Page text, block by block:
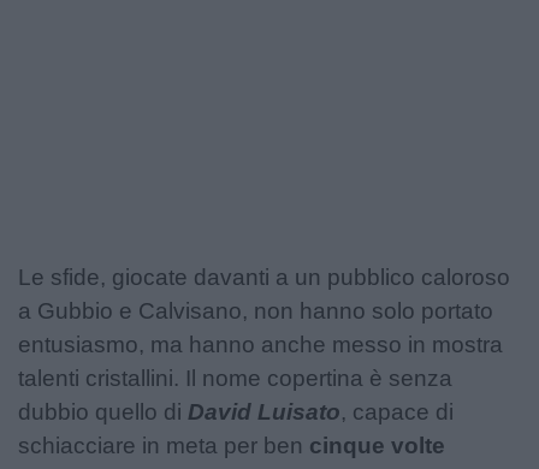
Le sfide, giocate davanti a un pubblico caloroso
a Gubbio e Calvisano, non hanno solo portato
entusiasmo, ma hanno anche messo in mostra
talenti cristallini. Il nome copertina è senza
dubbio quello di David Luisato, capace di
schiacciare in meta per ben cinque volte